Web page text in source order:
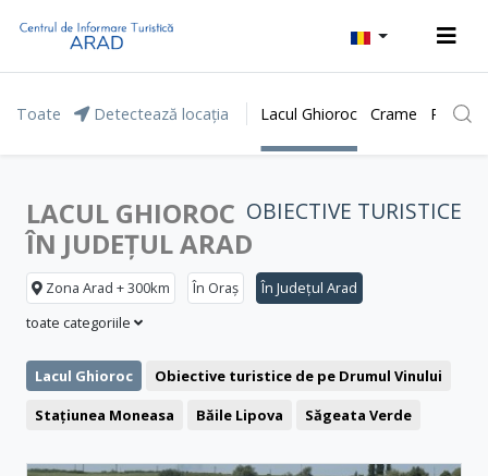
Toate Detectează locația Lacul Ghioroc Crame Parcul
OBIECTIVE TURISTICE
LACUL GHIOROC
ÎN JUDEȚUL ARAD
Zona Arad + 300km În Oraș
În Județul Arad
toate categoriile
Lacul Ghioroc
Obiective turistice de pe Drumul Vinului
Stațiunea Moneasa
Băile Lipova
Săgeata Verde